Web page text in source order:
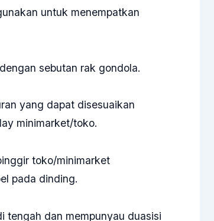
untuk menempatkan
sebutan rak gondola.
yang dapat disesuaikan
minimarket/toko.
toko/minimarket
pada dinding.
tengah dan mempunyau duasisi